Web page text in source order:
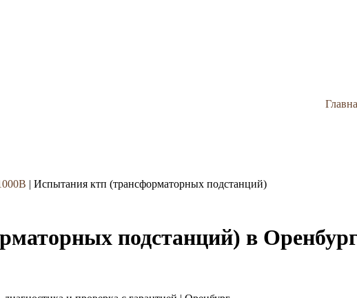
| Испытания ктп (трансформаторных подстанций)
подстанций) в